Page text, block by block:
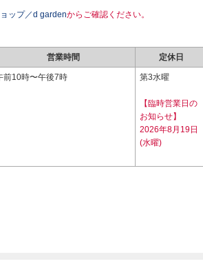
ョップ／d gardenからご確認ください。
営業時間 定休日
前10時〜午後7時 第3水曜
【臨時営業日の
お知らせ】
2026年8月19日
(水曜)